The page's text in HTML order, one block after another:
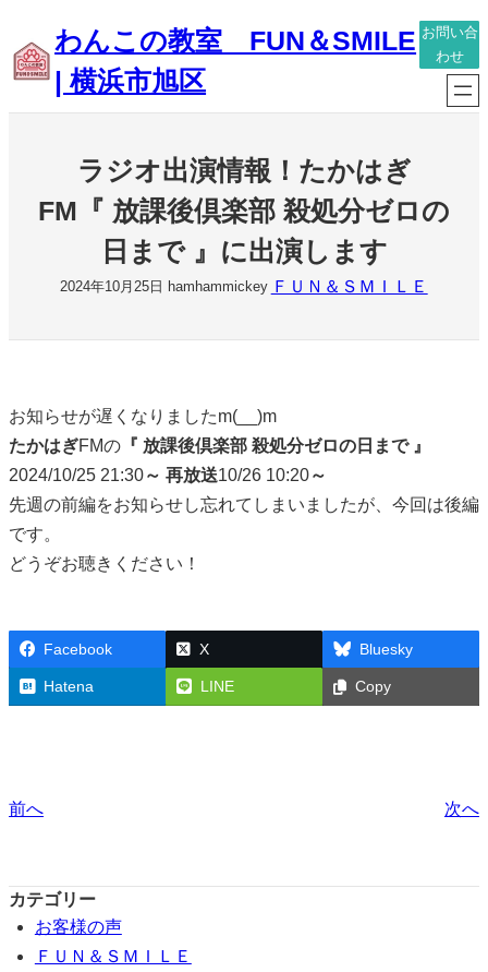
容
を
ス
わんこの教室 FUN＆SMILE
| 横浜市旭区
お問い合
わせ
ラジオ出演情報！たかはぎ
FM『 放課後倶楽部 殺処分ゼロの
日まで 』に出演します
2024年10月25日 hamhammickey ＦＵＮ＆ＳＭＩＬＥ
お知らせが遅くなりましたm(__)m
たかはぎFMの 『 放課後倶楽部 殺処分ゼロの日まで 』
2024/10/25 21:30～ 再放送10/26 10:20～
先週の前編をお知らせし忘れてしまいましたが、今回は後編
です。
どうぞお聴きください！
Facebook X Bluesky
Hatena LINE Copy
前へ 次へ
カテゴリー
お客様の声
ＦＵＮ＆ＳＭＩＬＥ